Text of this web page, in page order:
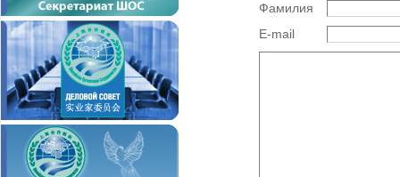
Фамилия
E-mail